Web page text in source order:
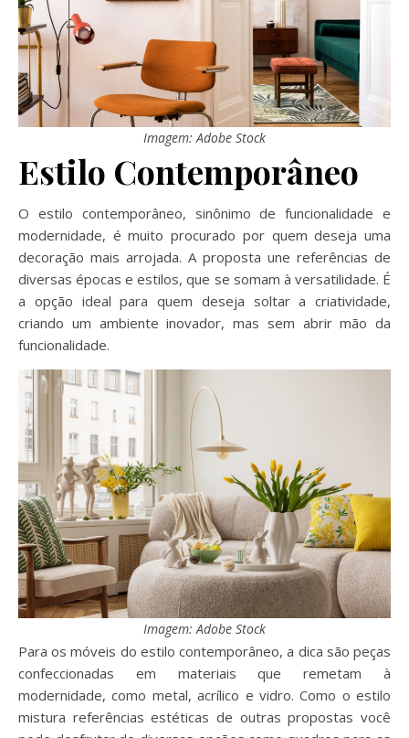
Imagem: Adobe Stock
Estilo Contemporâneo
O estilo contemporâneo, sinônimo de funcionalidade e
modernidade, é muito procurado por quem deseja uma
decoração mais arrojada. A proposta une referências de
diversas épocas e estilos, que se somam à versatilidade. É
a opção ideal para quem deseja soltar a criatividade,
criando um ambiente inovador, mas sem abrir mão da
funcionalidade.
Imagem: Adobe Stock
Para os móveis do estilo contemporâneo, a dica são peças
confeccionadas em materiais que remetam à
modernidade, como metal, acrílico e vidro. Como o estilo
mistura referências estéticas de outras propostas você